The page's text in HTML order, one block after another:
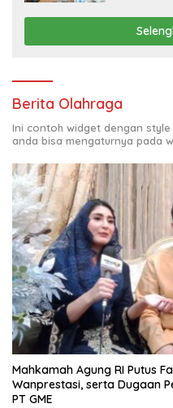
Berita Olahraga
Ini contoh widget dengan
anda bisa mengaturnya pada
Mahkamah Agung RI Putus
Wanprestasi, serta Dugaan
PT GME